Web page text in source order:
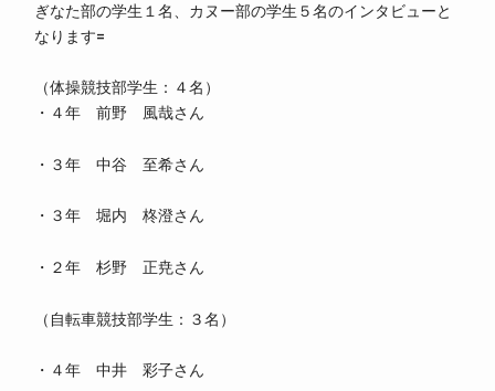
ぎなた部の学生１名、カヌー部の学生５名のインタビューと
なります=
（体操競技部学生：４名）
・４年 前野 風哉さん
・３年 中谷 至希さん
・３年 堀内 柊澄さん
・２年 杉野 正尭さん
（自転車競技部学生：３名）
・４年 中井 彩子さん